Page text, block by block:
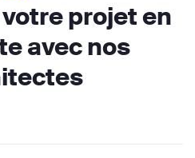
projet en
avec nos